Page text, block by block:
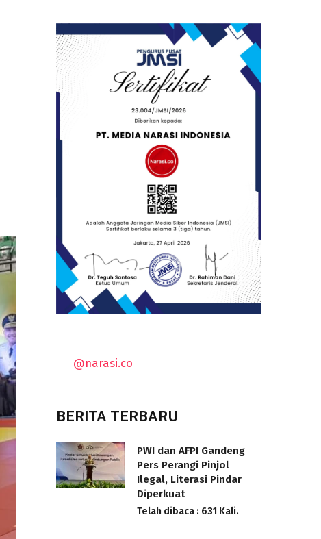
@narasi.co
BERITA TERBARU
PWI dan AFPI Gandeng
Pers Perangi Pinjol
Ilegal, Literasi Pindar
Diperkuat
Telah dibaca : 631 Kali.